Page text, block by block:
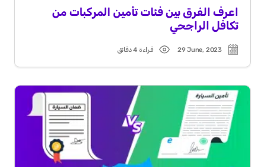
اعرف الفرق بين فئات تأمين المركبات من
تكافل الراجحي
Post
date
29 June, 2023
Read
time
قراءة 4 دقائق